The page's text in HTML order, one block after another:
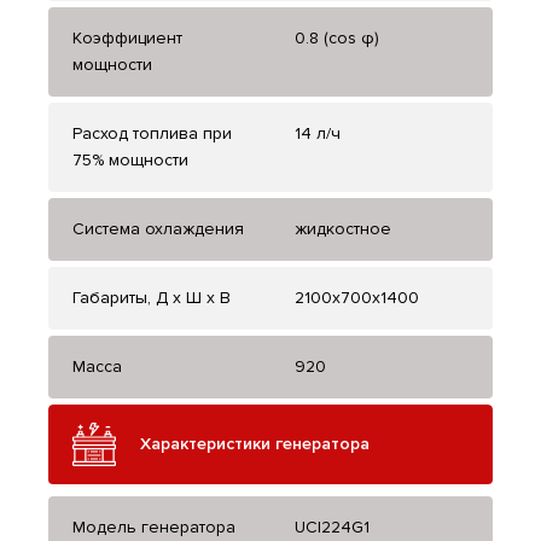
Коэффициент
мощности
0.8 (cos φ)
Расход топлива при
75% мощности
14 л/ч
Система охлаждения жидкостное
Габариты, Д x Ш x В 2100x700x1400
Масса 920
Характеристики генератора
Модель генератора UCI224G1